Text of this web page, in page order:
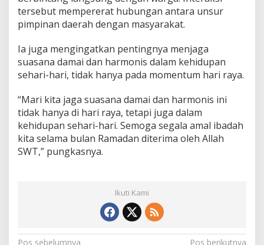
n
g
a
G
o
t
o
g
R
o
y
o
tersebut mempererat hubungan antara unsur
pimpinan daerah dengan masyarakat.
Ia juga mengingatkan pentingnya menjaga
suasana damai dan harmonis dalam kehidupan
sehari-hari, tidak hanya pada momentum hari raya.
“Mari kita jaga suasana damai dan harmonis ini
tidak hanya di hari raya, tetapi juga dalam
kehidupan sehari-hari. Semoga segala amal ibadah
kita selama bulan Ramadan diterima oleh Allah
SWT,” pungkasnya.
Ikuti Kami
Pos sebelumnya Pos berikutnya